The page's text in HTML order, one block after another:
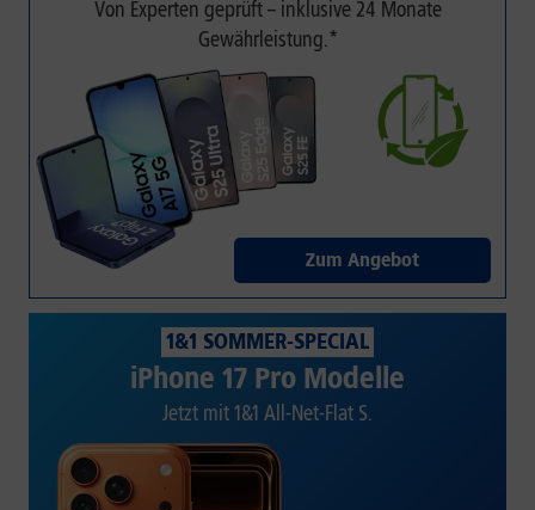
Von Experten geprüft – inklusive 24 Monate
Gewährleistung.*
Zum Angebot
1&1 SOMMER-SPECIAL
iPhone 17 Pro Modelle
Jetzt mit 1&1 All-Net-Flat S.